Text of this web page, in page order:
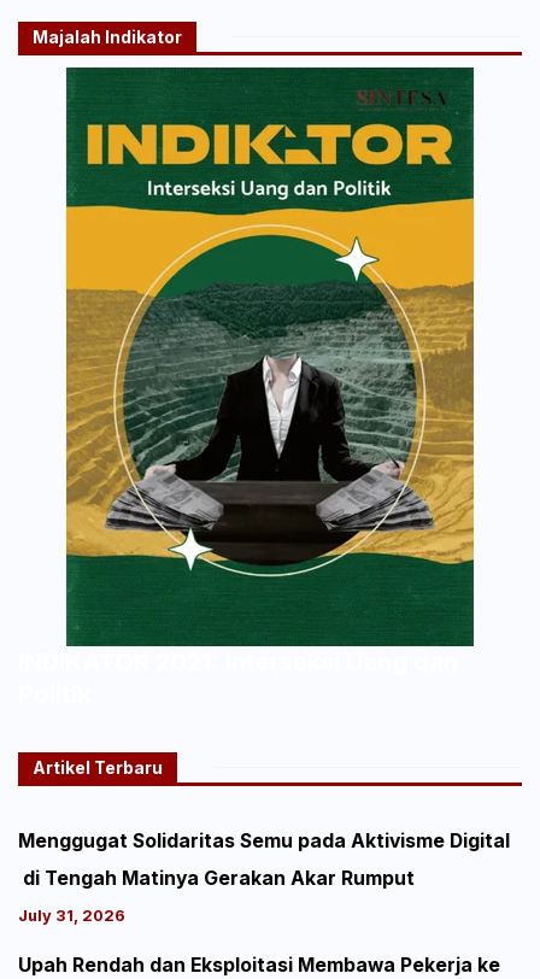
Majalah Indikator
Artikel Terbaru
Menggugat Solidaritas Semu pada Aktivisme Digital
di Tengah Matinya Gerakan Akar Rumput
July 31, 2026
Upah Rendah dan Eksploitasi Membawa Pekerja ke